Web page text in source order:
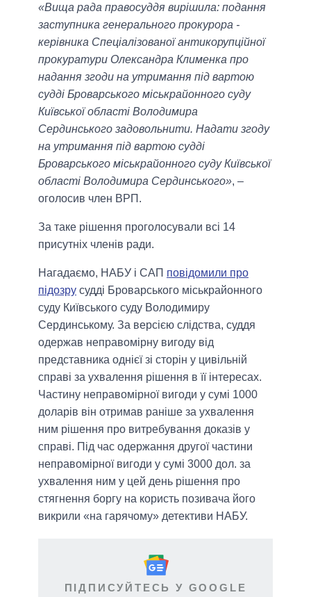
«Вища рада правосуддя вирішила: подання
заступника генерального прокурора -
керівника Спеціалізованої антикорупційної
прокуратури Олександра Клименка про
надання згоди на утримання під вартою
судді Броварського міськрайонного суду
Київської області Володимира
Сердинського задовольнити. Надати згоду
на утримання під вартою судді
Броварського міськрайонного суду Київської
області Володимира Сердинського», –
оголосив член ВРП.
За таке рішення проголосували всі 14
присутніх членів ради.
Нагадаємо, НАБУ і САП повідомили про
підозру судді Броварського міськрайонного
суду Київського суду Володимиру
Сердинському. За версією слідства, суддя
одержав неправомірну вигоду від
представника однієї зі сторін у цивільній
справі за ухвалення рішення в її інтересах.
Частину неправомірної вигоди у сумі 1000
доларів він отримав раніше за ухвалення
ним рішення про витребування доказів у
справі. Під час одержання другої частини
неправомірної вигоди у сумі 3000 дол. за
ухвалення ним у цей день рішення про
стягнення боргу на користь позивача його
викрили «на гарячому» детективи НАБУ.
ПІДПИСУЙТЕСЬ У GOOGLE